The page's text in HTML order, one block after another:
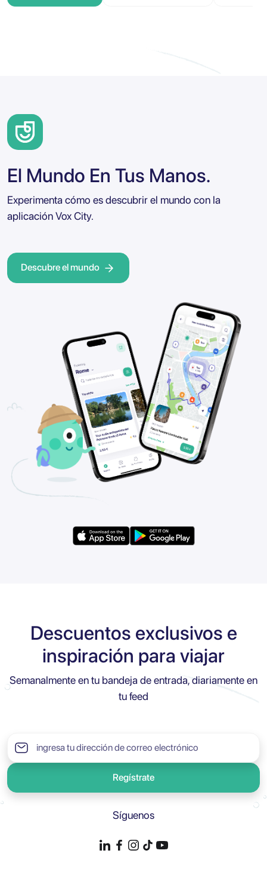
El Mundo En Tus Manos.
Experimenta cómo es descubrir el mundo con la
aplicación Vox City.
Descubre el mundo
Descuentos exclusivos e
inspiración para viajar
Semanalmente en tu bandeja de entrada, diariamente en
tu feed
Regístrate
Síguenos